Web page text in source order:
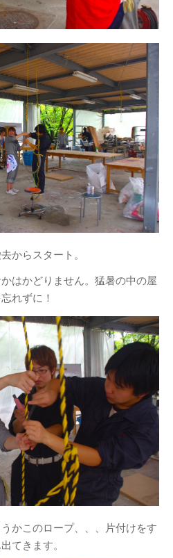
ン
からスタート。
はかどりません。猛暑の中の屋
れずに！
かこのロープ、、、片付けをす
てきます。